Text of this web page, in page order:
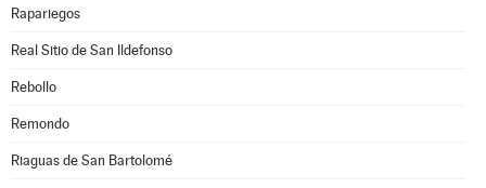
Rapariegos
Real Sitio de San Ildefonso
Rebollo
Remondo
Riaguas de San Bartolomé